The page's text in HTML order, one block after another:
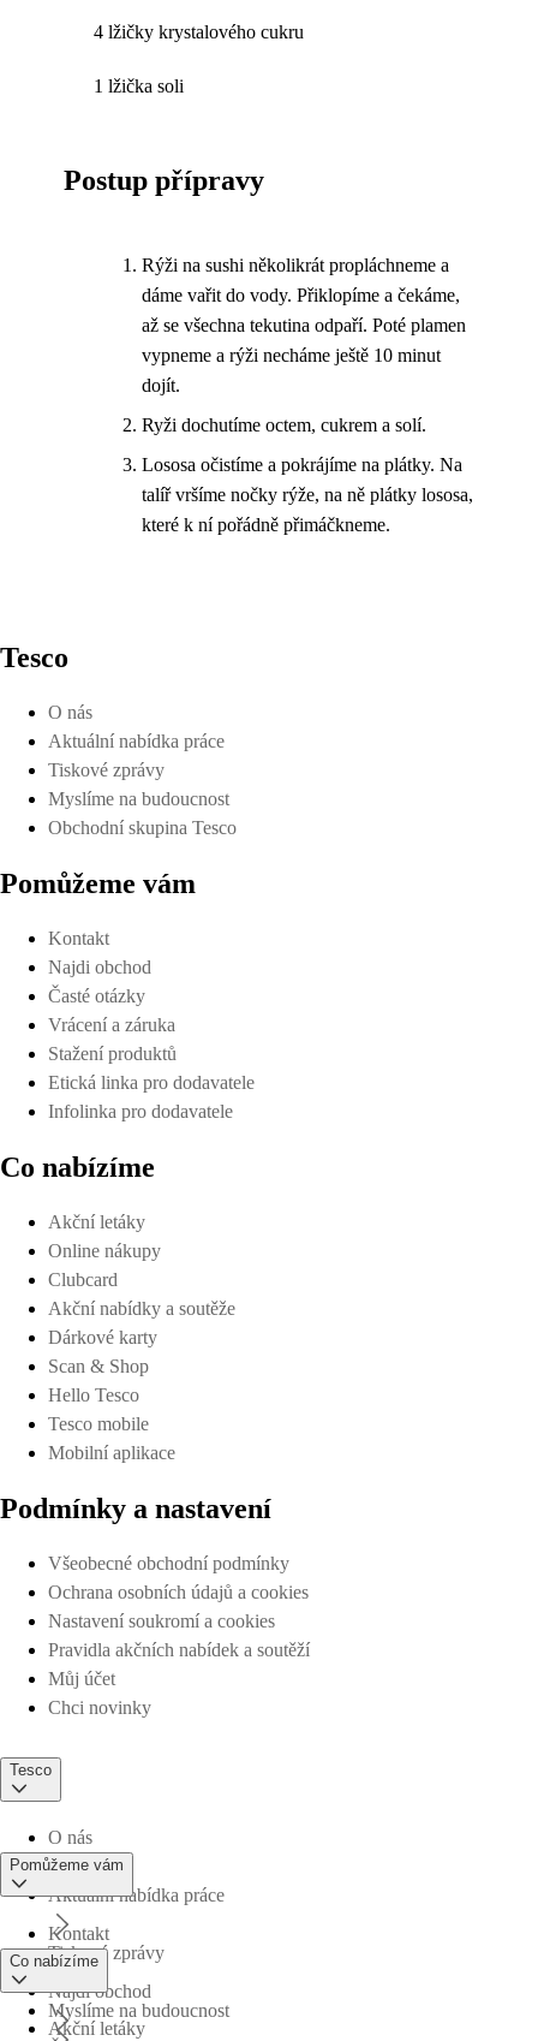
4 lžičky krystalového cukru
1 lžička soli
Postup přípravy
Rýži na sushi několikrát propláchneme a
dáme vařit do vody. Přiklopíme a čekáme,
až se všechna tekutina odpaří. Poté plamen
vypneme a rýži necháme ještě 10 minut
dojít.
Ryži dochutíme octem, cukrem a solí.
Lososa očistíme a pokrájíme na plátky. Na
talíř vršíme nočky rýže, na ně plátky lososa,
které k ní pořádně přimáčkneme.
Tesco
O nás
Aktuální nabídka práce
Tiskové zprávy
Myslíme na budoucnost
Obchodní skupina Tesco
Pomůžeme vám
Kontakt
Najdi obchod
Časté otázky
Vrácení a záruka
Stažení produktů
Etická linka pro dodavatele
Infolinka pro dodavatele
Co nabízíme
Akční letáky
Online nákupy
Clubcard
Akční nabídky a soutěže
Dárkové karty
Scan & Shop
Hello Tesco
Tesco mobile
Mobilní aplikace
Podmínky a nastavení
Všeobecné obchodní podmínky
Ochrana osobních údajů a cookies
Nastavení soukromí a cookies
Pravidla akčních nabídek a soutěží
Můj účet
Chci novinky
Tesco
O nás
Aktuální nabídka práce
Tiskové zprávy
Myslíme na budoucnost
Pomůžeme vám
Kontakt
Najdi obchod
Co nabízíme
Akční letáky